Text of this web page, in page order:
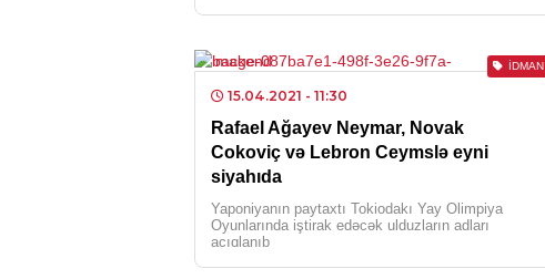
İDMAN
15.04.2021 - 11:30
Rafael Ağayev Neymar, Novak
Cokoviç və Lebron Ceymslə eyni
siyahıda
Yaponiyanın paytaxtı Tokiodakı Yay Olimpiya
Oyunlarında iştirak edəcək ulduzların adları
açıqlanıb